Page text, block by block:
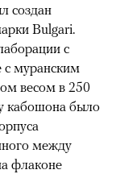
создан
Bulgari.
с
с муранским
весом в 250
кабошона было
между
флаконе